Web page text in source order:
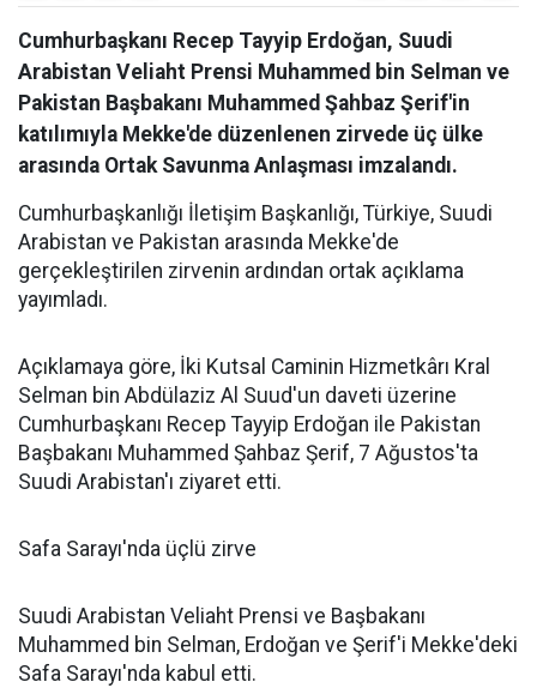
Cumhurbaşkanı Recep Tayyip Erdoğan, Suudi
Arabistan Veliaht Prensi Muhammed bin Selman ve
Pakistan Başbakanı Muhammed Şahbaz Şerif'in
katılımıyla Mekke'de düzenlenen zirvede üç ülke
arasında Ortak Savunma Anlaşması imzalandı.
Cumhurbaşkanlığı İletişim Başkanlığı, Türkiye, Suudi
Arabistan ve Pakistan arasında Mekke'de
gerçekleştirilen zirvenin ardından ortak açıklama
yayımladı.
Açıklamaya göre, İki Kutsal Caminin Hizmetkârı Kral
Selman bin Abdülaziz Al Suud'un daveti üzerine
Cumhurbaşkanı Recep Tayyip Erdoğan ile Pakistan
Başbakanı Muhammed Şahbaz Şerif, 7 Ağustos'ta
Suudi Arabistan'ı ziyaret etti.
Safa Sarayı'nda üçlü zirve
Suudi Arabistan Veliaht Prensi ve Başbakanı
Muhammed bin Selman, Erdoğan ve Şerif'i Mekke'deki
Safa Sarayı'nda kabul etti.